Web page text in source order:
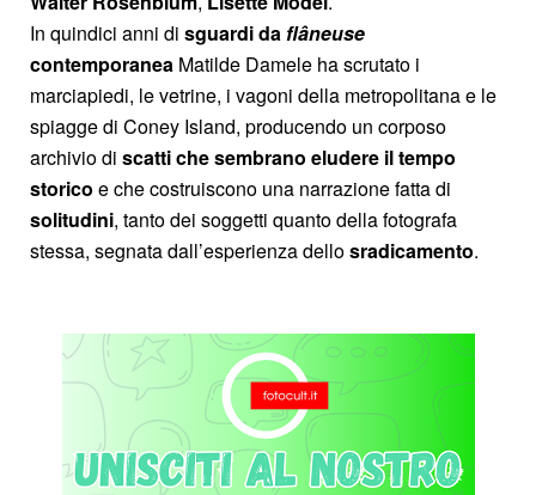
In quindici anni di sguardi daflâneuse
contemporanea Matilde Damele ha scrutato i
marciapiedi, le vetrine, i vagoni della metropolitana e le
spiagge di Coney Island, producendo un corposo
archivio di scatti che sembrano eludere il tempo
storico e che costruiscono una narrazione fatta di
solitudini, tanto dei soggetti quanto della fotografa
stessa, segnata dall’esperienza dellosradicamento.